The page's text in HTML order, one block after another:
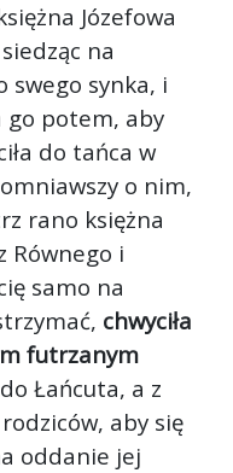
Józefowa
na
swego synka, i
go potem, aby
do tańca w
o nim,
rano księżna
Równego i
samo na
chwyciła
futrzanym
Łańcuta, a z
aby się
oddanie jej